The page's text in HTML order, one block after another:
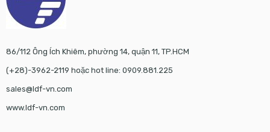
86/112 Ông Ích Khiêm, phường 14, quận 11, TP.HCM
(+28)-3962-2119 hoặc hot line: 0909.881.225
sales@ldf-vn.com
www.ldf-vn.com